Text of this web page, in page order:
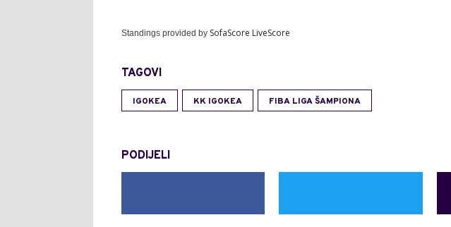
Standings provided by SofaScore LiveScore
TAGOVI
IGOKEA KK IGOKEA FIBA LIGA ŠAMPIONA
PODIJELI